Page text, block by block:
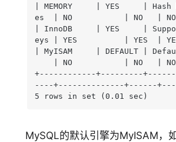
| MEMORY     | YES     |
es  | NO           | NO   |
| InnoDB     | YES     |
eys | YES          | YES  |
| MyISAM     | DEFAULT |
| NO           | NO   | NO
+------------+---------
----+--------------+------
5 rows in set (0.01 sec)
MySQL的默认引擎为MyISAM，